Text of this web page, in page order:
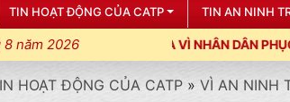
TIN HOẠT ĐỘNG CỦA CATP TIN AN NINH
8 năm 2026
HOẠT ĐỘNG CỦA CATP » VÌ AN NINH